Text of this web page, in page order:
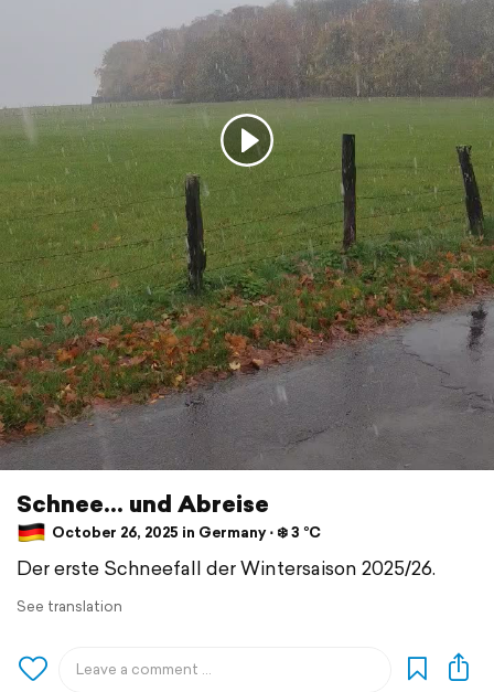
Schnee... und Abreise
October 26, 2025 in Germany ⋅ ❄️ 3 °C
Der erste Schneefall der Wintersaison 2025/26.
See translation